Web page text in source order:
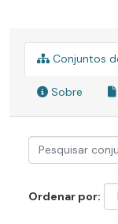
Conjuntos
Sobre
Ordenar por